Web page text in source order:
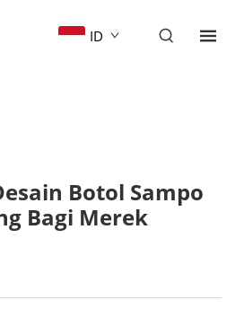
ID
Botol Sampo
Bagi Merek